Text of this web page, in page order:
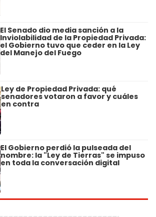
El Senado dio media sanción a la
Inviolabilidad de la Propiedad Privada:
el Gobierno tuvo que ceder en la Ley
del Manejo del Fuego
Ley de Propiedad Privada: qué
senadores votaron a favor y cuáles
en contra
El Gobierno perdió la pulseada del
nombre: la "Ley de Tierras" se impuso
en toda la conversación digital